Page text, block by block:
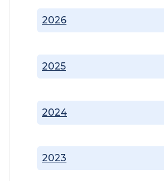
2023
2024
2025
2026